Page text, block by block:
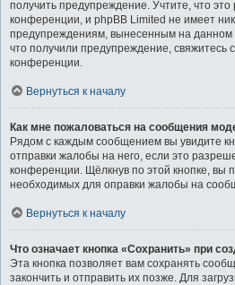
получить предупреждение. Учтите, что
конференции, и phpBB Limited не имеет
предупреждениям, вынесенным на данном
что получили предупреждение, свяжитесь
конференции.
Вернуться к началу
Как мне пожаловаться на сообщения
Рядом с каждым сообщением вы увидите
отправки жалобы на него, если это
конференции. Щёлкнув по этой кнопке, вы
необходимых для оправки жалобы на
Вернуться к началу
Что означает кнопка «Сохранить» при
Эта кнопка позволяет вам сохранять
закончить и отправить их позже. Для